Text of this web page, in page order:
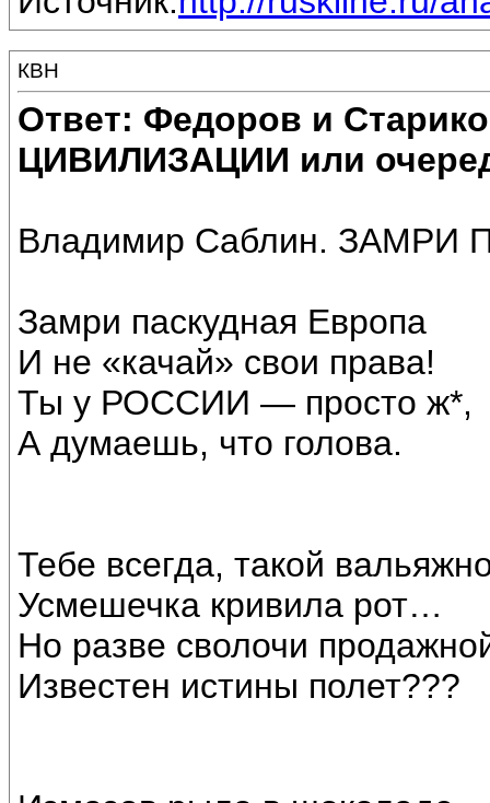
КВН
Ответ: Федоров и
ЦИВИЛИЗАЦИИ или
Владимир Саблин.
Замри паскудная Европа
И не «качай» свои права!
Ты у РОССИИ — просто ж*,
А думаешь, что голова.
Тебе всегда, такой
Усмешечка кривила рот…
Но разве сволочи
Известен истины полет???